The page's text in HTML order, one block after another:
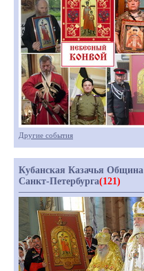
Другие события
Кубанская Казачья Община
Санкт-Петербурга(121)